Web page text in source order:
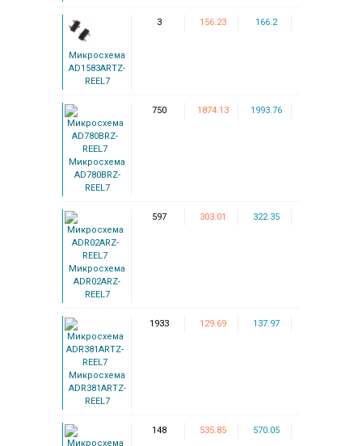
Микросхема
AD1583ARTZ-
REEL7
3 156.23 166.2
Микросхема
AD780BRZ-
REEL7
750 1874.13 1993.76
Микросхема
ADR02ARZ-
REEL7
597 303.01 322.35
Микросхема
ADR381ARTZ-
REEL7
1933 129.69 137.97
148 535.85 570.05